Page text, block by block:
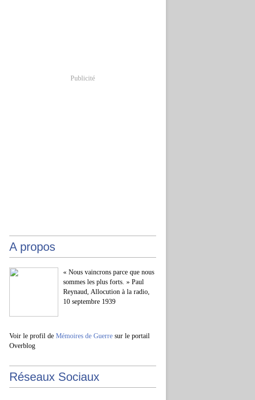
Publicité
A propos
« Nous vaincrons parce que nous
sommes les plus forts. » Paul
Reynaud, Allocution à la radio,
10 septembre 1939
Voir le profil de Mémoires de Guerre sur le portail
Overblog
Réseaux Sociaux